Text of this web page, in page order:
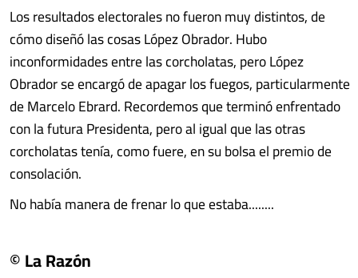
Los resultados electorales no fueron muy distintos, de
cómo diseñó las cosas López Obrador. Hubo
inconformidades entre las corcholatas, pero López
Obrador se encargó de apagar los fuegos, particularmente
de Marcelo Ebrard. Recordemos que terminó enfrentado
con la futura Presidenta, pero al igual que las otras
corcholatas tenía, como fuere, en su bolsa el premio de
consolación.
No había manera de frenar lo que estaba........
© La Razón